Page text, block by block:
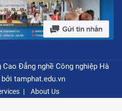
Đẳng nghề Công nghiệp Hà
tamphat.edu.vn
About Us